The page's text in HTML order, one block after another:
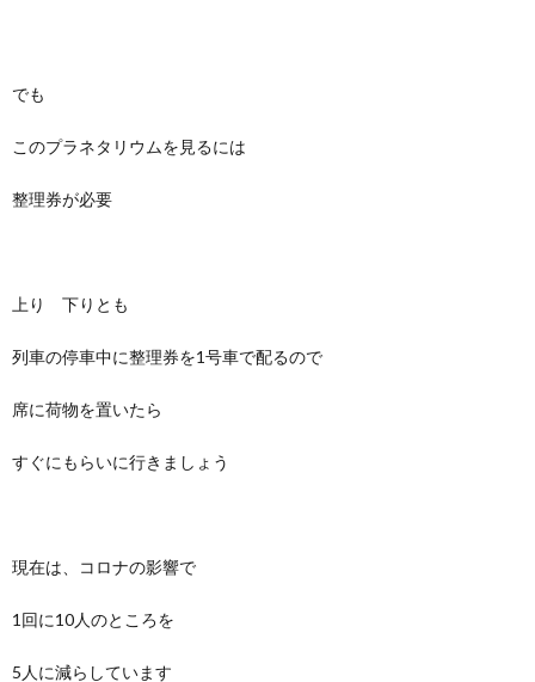
でも
このプラネタリウムを見るには
整理券が必要
上り 下りとも
列車の停車中に整理券を1号車で配るので
席に荷物を置いたら
すぐにもらいに行きましょう
現在は、コロナの影響で
1回に10人のところを
5人に減らしています